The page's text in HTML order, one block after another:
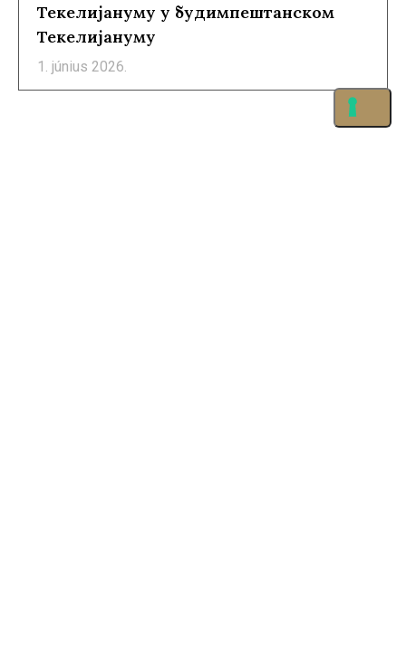
Текелијануму у будимпештанском
Текелијануму
1. június 2026.